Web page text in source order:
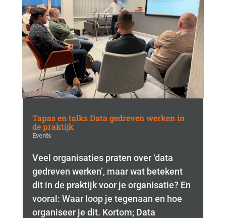
Tapas en talks Data gedreven werken in
de praktijk
Events
Veel organisaties praten over ‘data
gedreven werken’, maar wat betekent
dit in de praktijk voor je organisatie? En
vooral: Waar loop je tegenaan en hoe
organiseer je dit. Kortom; Data